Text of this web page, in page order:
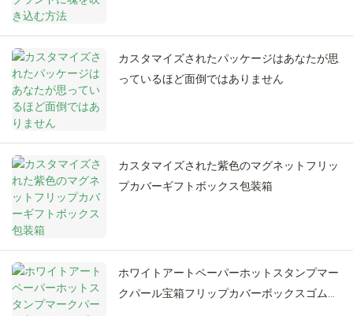
カスタマイズされたパッケージはあなたが思
っているほど面倒ではありません
カスタマイズされた紫色のマグネットフリッ
プカバーギフトボックス包装箱
ホワイトアートペーパーホットスタンプマー
クパール宝箱フリップカバーボックスゴム胚